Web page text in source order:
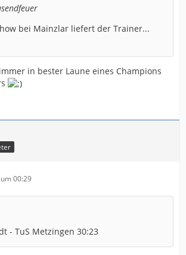
bei Mainzlar liefert der Trainer...
in bester Laune eines Champions
00:29
- TuS Metzingen 30:23